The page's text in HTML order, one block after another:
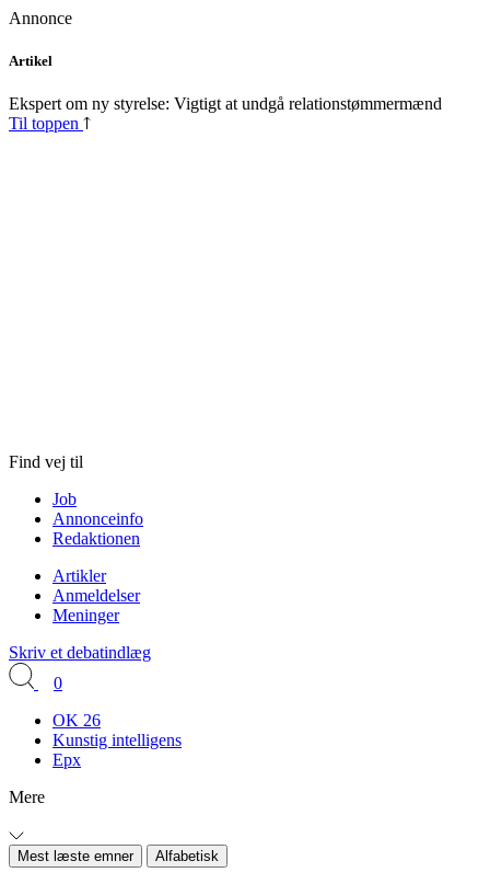
Annonce
Skip
content
Artikel
Ekspert om ny styrelse: Vigtigt at undgå relations­tømmermænd
Til toppen
Find vej til
Job
Annonceinfo
Redaktionen
Artikler
Anmeldelser
Meninger
Skriv et debatindlæg
0
OK 26
Kunstig intelligens
Epx
Mere
Mest læste emner Alfabetisk